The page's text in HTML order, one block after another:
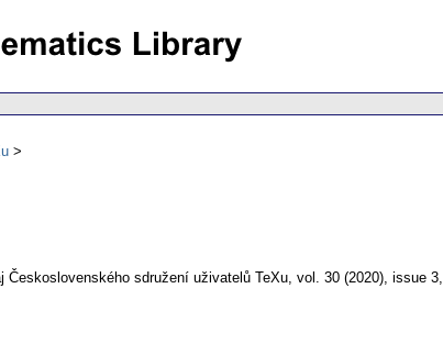
Československého sdružení uživatelů TeXu, vol. 30 (2020), issue 3,